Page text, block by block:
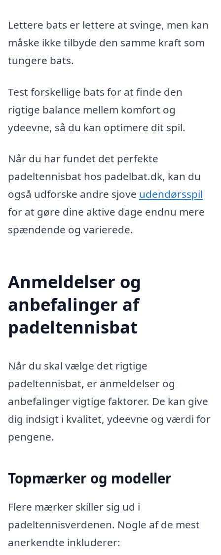
Lettere bats er lettere at svinge, men kan
måske ikke tilbyde den samme kraft som
tungere bats.
Test forskellige bats for at finde den
rigtige balance mellem komfort og
ydeevne, så du kan optimere dit spil.
Når du har fundet det perfekte
padeltennisbat hos padelbat.dk, kan du
også udforske andre sjove udendørsspil
for at gøre dine aktive dage endnu mere
spændende og varierede.
Anmeldelser og
anbefalinger af
padeltennisbat
Når du skal vælge det rigtige
padeltennisbat, er anmeldelser og
anbefalinger vigtige faktorer. De kan give
dig indsigt i kvalitet, ydeevne og værdi for
pengene.
Topmærker og modeller
Flere mærker skiller sig ud i
padeltennisverdenen. Nogle af de mest
anerkendte inkluderer: